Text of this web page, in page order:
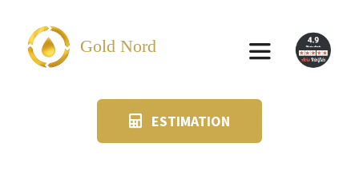
contenu
Gold Nord
Toggle
ESTIMATION